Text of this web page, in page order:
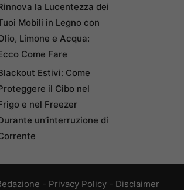
la Lucentezza dei
Mobili in Legno con
Limone e Acqua:
Come Fare
Estivi: Come
il Cibo nel
e nel Freezer
un’interruzione di
- Privacy Policy - Disclaimer